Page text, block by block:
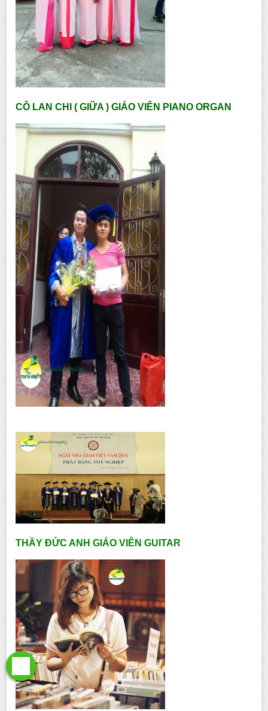
CÔ LAN CHI ( GIỮA ) GIÁO VIÊN PIANO ORGAN
THẦY ĐỨC ANH GIÁO VIÊN GUITAR